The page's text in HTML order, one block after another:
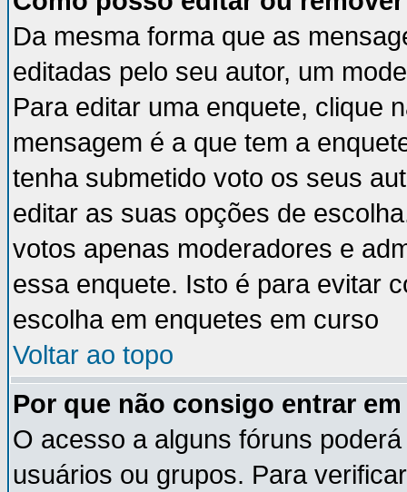
Da mesma forma que as
editadas pelo seu autor, um
Para editar uma enquete, clique
mensagem é a que tem a
tenha submetido voto os seus
editar as suas opções de
votos apenas moderadores e
essa enquete. Isto é para evitar
escolha em enquetes em curso
Voltar ao topo
Por que não consigo entrar
O acesso a alguns fóruns
usuários ou grupos. Para